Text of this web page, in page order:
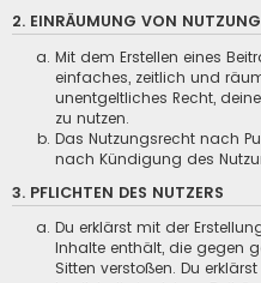
2. EINRÄUMUNG VON
Mit dem Erstellen eines
einfaches, zeitlich und
unentgeltliches Recht,
zu nutzen.
Das Nutzungsrecht nach
nach Kündigung des
3. PFLICHTEN DES NUTZERS
Du erklärst mit der
Inhalte enthält, die gegen
Sitten verstoßen. Du